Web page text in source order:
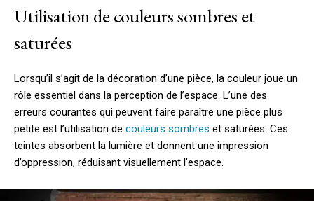
Utilisation de couleurs sombres et
saturées
Lorsqu’il s’agit de la décoration d’une pièce, la couleur joue un
rôle essentiel dans la perception de l’espace. L’une des
erreurs courantes qui peuvent faire paraître une pièce plus
petite est l’utilisation de couleurs sombres et saturées. Ces
teintes absorbent la lumière et donnent une impression
d’oppression, réduisant visuellement l’espace.